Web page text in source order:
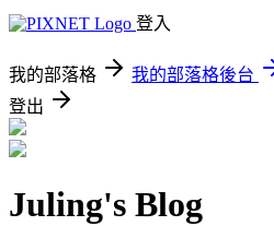
登入
我的部落格 我的部落格後台
登出
Juling's Blog